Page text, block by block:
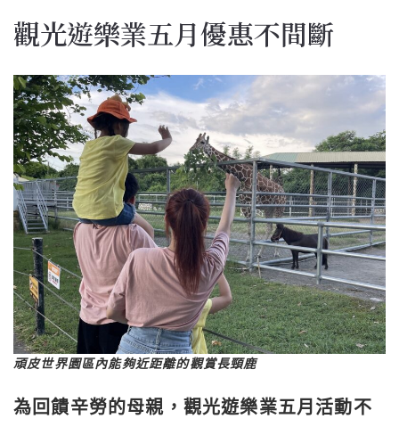
觀光遊樂業五月優惠不間斷
頑皮世界園區內能夠近距離的觀賞長頸鹿
為回饋辛勞的母親，觀光遊樂業五月活動不